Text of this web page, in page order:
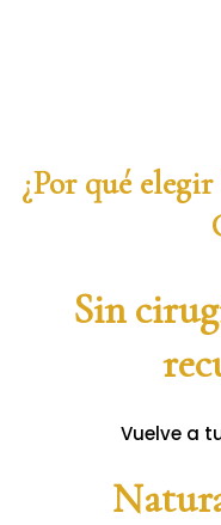
¿Por qué
Sin
Vuelve a